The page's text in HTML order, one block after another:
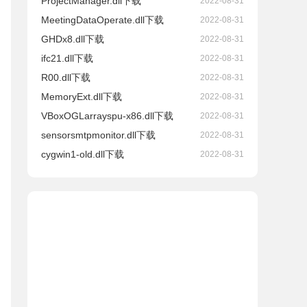
MeetingDataOperate.dll下载 2022-08-31
GHDx8.dll下载 2022-08-31
ifc21.dll下载 2022-08-31
R00.dll下载 2022-08-31
MemoryExt.dll下载 2022-08-31
VBoxOGLarrayspu-x86.dll下载 2022-08-31
sensorsmtpmonitor.dll下载 2022-08-31
cygwin1-old.dll下载 2022-08-31